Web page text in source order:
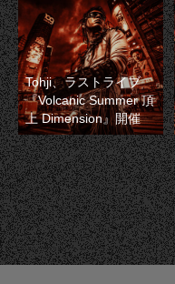
Tohji、ラストライブ
『Volcanic Summer 頂
上 Dimension』開催